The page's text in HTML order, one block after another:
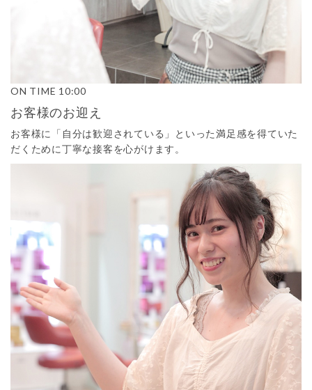
ON TIME 10:00
お客様のお迎え
お客様に「自分は歓迎されている」といった満足感を得ていた
だくために丁寧な接客を心がけます。